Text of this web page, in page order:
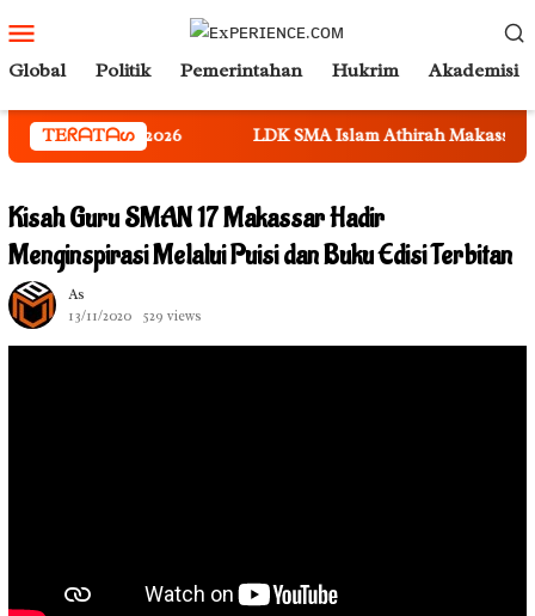
ke
kontenMobile
Global Politik Pemerintahan Hukrim Akademisi
TEᖇᗩTᗩᔕ
2026 LDK SMA Islam Athirah Makassar 2026:
Kisah Guru SMAN 17 Makassar Hadir
Menginspirasi Melalui Puisi dan Buku Edisi Terbitan
As
13/11/2020
529 views